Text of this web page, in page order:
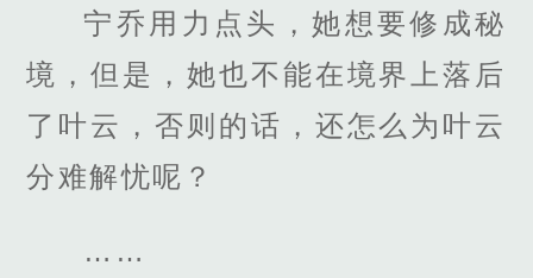
宁乔用力点头，她想要修成秘
境，但是，她也不能在境界上落后
了叶云，否则的话，还怎么为叶云
分难解忧呢？
……